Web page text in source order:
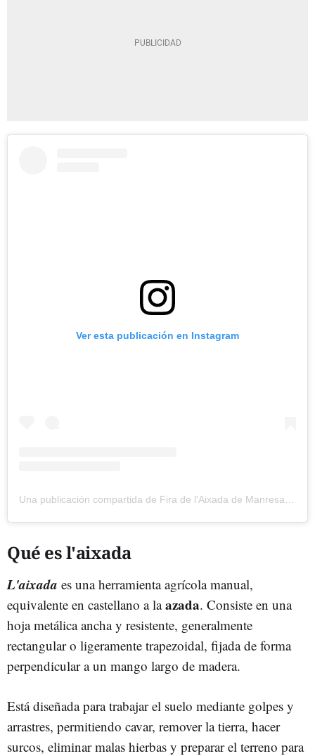
Ver esta publicación en Instagram
Qué es l'aixada
L'aixada es una herramienta agrícola manual,
equivalente en castellano a laazada. Consiste en una
hoja metálica ancha y resistente, generalmente
rectangular o ligeramente trapezoidal, fijada de forma
perpendicular a un mango largo de madera.
Está diseñada para trabajar el suelo mediante golpes y
arrastres, permitiendo cavar, remover la tierra, hacer
surcos, eliminar malas hierbas y preparar el terreno para